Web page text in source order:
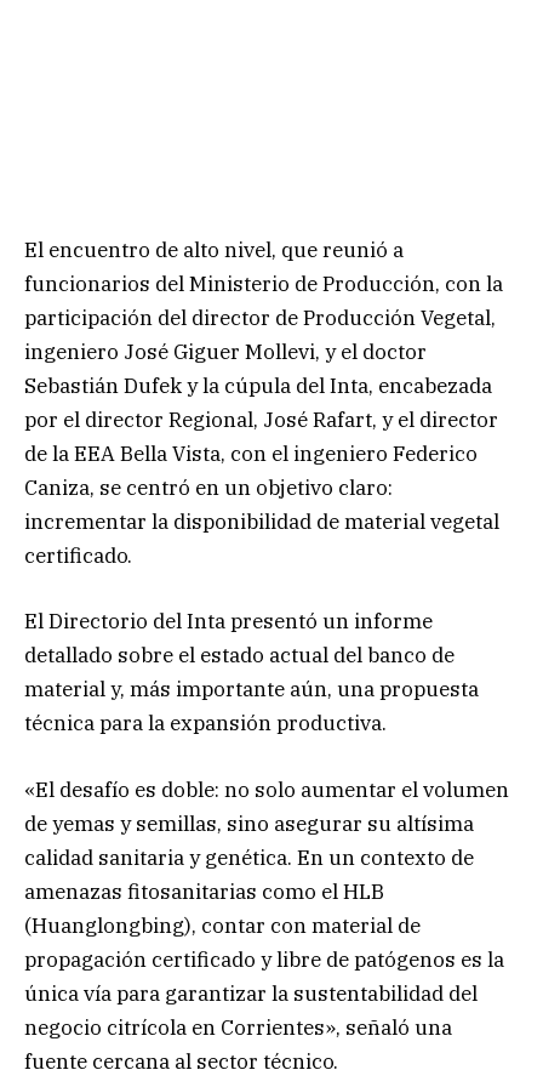
El encuentro de alto nivel, que reunió a
funcionarios del Ministerio de Producción, con la
participación del director de Producción Vegetal,
ingeniero José Giguer Mollevi, y el doctor
Sebastián Dufek y la cúpula del Inta, encabezada
por el director Regional, José Rafart, y el director
de la EEA Bella Vista, con el ingeniero Federico
Caniza, se centró en un objetivo claro:
incrementar la disponibilidad de material vegetal
certificado.
El Directorio del Inta presentó un informe
detallado sobre el estado actual del banco de
material y, más importante aún, una propuesta
técnica para la expansión productiva.
«El desafío es doble: no solo aumentar el volumen
de yemas y semillas, sino asegurar su altísima
calidad sanitaria y genética. En un contexto de
amenazas fitosanitarias como el HLB
(Huanglongbing), contar con material de
propagación certificado y libre de patógenos es la
única vía para garantizar la sustentabilidad del
negocio citrícola en Corrientes», señaló una
fuente cercana al sector técnico.